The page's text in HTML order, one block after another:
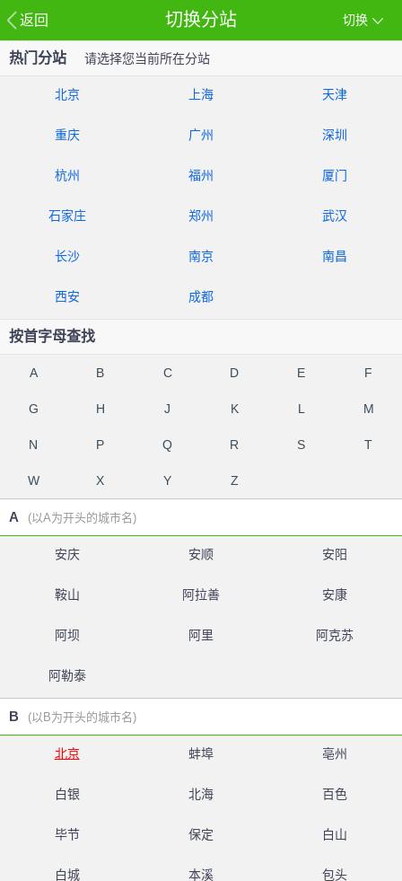
返回 切换
切换分站
热门分站 请选择您当前所在分站
北京 上海 天津
重庆 广州 深圳
杭州 福州 厦门
石家庄 郑州 武汉
长沙 南京 南昌
西安 成都
按首字母查找
A B C D E F
G H J K L M
N P Q R S T
W X Y Z
A (以A为开头的城市名)
安庆 安顺 安阳
鞍山 阿拉善 安康
阿坝 阿里 阿克苏
阿勒泰
B (以B为开头的城市名)
北京 蚌埠 亳州
白银 北海 百色
毕节 保定 白山
白城 本溪 包头